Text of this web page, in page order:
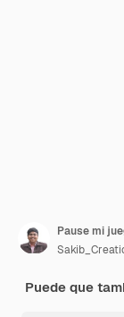
Pause mi
Puede que